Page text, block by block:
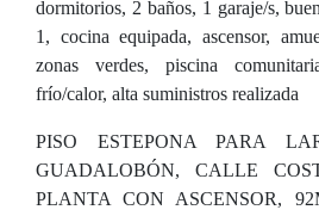
dormitorios, 2 baños, 1 garaje/s,
1, cocina equipada, ascensor,
zonas verdes, piscina
frío/calor, alta suministros realizada
PISO ESTEPONA PARA
GUADALOBÓN, CALLE
PLANTA CON ASCENSOR,